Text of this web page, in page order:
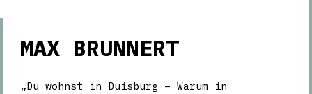
MAX BRUNNERT
„Du wohnst in Duisburg – Warum in